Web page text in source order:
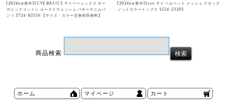
[2026aw新作]SCYE BASICS サイベーシックス オー
ガニックコットン ユーズドウォッシュ バギーデニムパ
ンツ 5726-83536 【サイズ・カラー交換初回無料】
[2026aw新作]Scye サイ ベルベット メッシュ スタッズ
ノットカラートップス 1226-23205
商品検索
ホーム マイページ カート